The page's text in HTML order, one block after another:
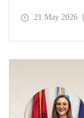
bir araya getirdi.
21 May 2026